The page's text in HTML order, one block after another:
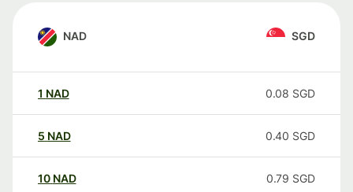
NAD SGD
1 NAD 0.08 SGD
5 NAD 0.40 SGD
10 NAD 0.79 SGD